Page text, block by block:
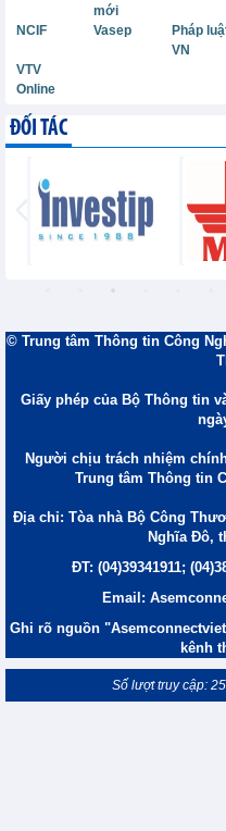
mới
NCIF
Vasep
Pháp
VN
VTV
Online
ĐỐI TÁC
© Trung tâm Thông tin Công
Giấy phép của Bộ Thông tin
Người chịu trách nhiệm
Trung tâm Thông tin
Địa chỉ: Tòa nhà Bộ Công
Nghĩa Đô,
ĐT: (04)39341911;
Email:
Ghi rõ nguồn
kênh
Số lượt truy cập: